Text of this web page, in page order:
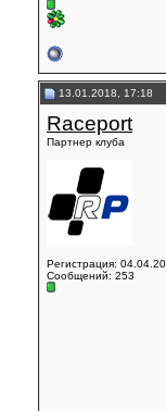
13.01.2018, 17:18
Raceport
Партнер клуба
Регистрация:
Сообщений: 253